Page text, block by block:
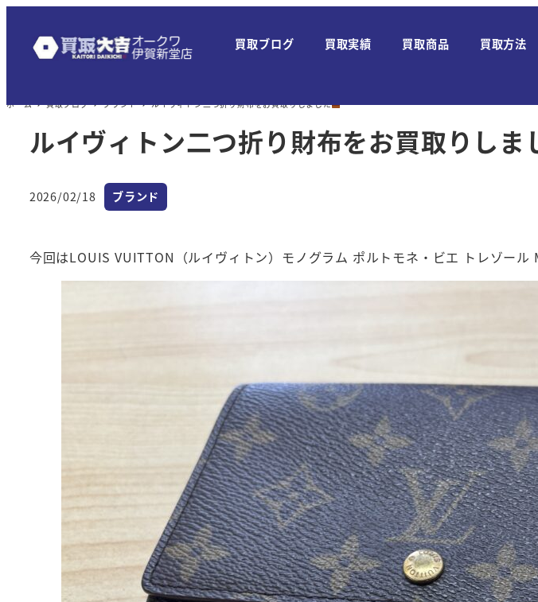
ン
買取ブログ 買取実績 買取商品 買取方法
ホーム 買取ブログ ブランド ルイヴィトン二つ折り財布をお買取りしました
ルイヴィトン二つ折り財布をお買取りしま
投稿日
2026/02/18 カテゴリー
ブランド
今回はLOUIS VUITTON（ルイヴィトン）モノグラム ポルトモネ・ビエ トレゾー